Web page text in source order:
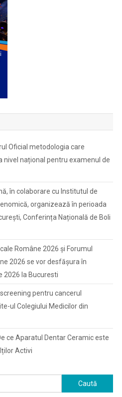
Oficial metodologia care
nivel național pentru examenul de
în colaborare cu Institutul de
organizează în perioada
Conferința Națională de Boli
Române 2026 și Forumul
2026 se vor desfășura în
2026 la Bucuresti
pentru cancerul
ul Colegiului Medicilor din
ce Aparatul Dentar Ceramic este
Activi
Caută
după: